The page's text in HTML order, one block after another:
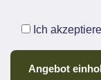
Ich